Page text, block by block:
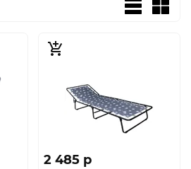
2 485 p